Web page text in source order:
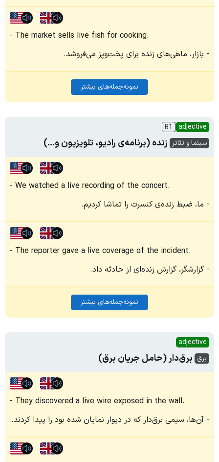
The market sells live fish for cooking.
بازار، ماهی‌های زنده برای پخت‌وپز می‌فروشد.
نمونه‌جمله‌های بیشتر
adjective
B1
سینما و تئاتر زنده (برنامه‌ی رادیو، تلویزیون و...)
We watched a live recording of the concert.
ما، ضبط زنده‌ی کنسرت را تماشا کردیم.
The reporter gave a live coverage of the incident.
گزارشگر، گزارش زنده‌ای از حادثه داد.
نمونه‌جمله‌های بیشتر
adjective
برق برق‌دار (حامل جریان برق)
They discovered a live wire exposed in the wall.
آن‌ها، سیمی برق‌دار که در دیوار نمایان شده بود را پیدا کردند.